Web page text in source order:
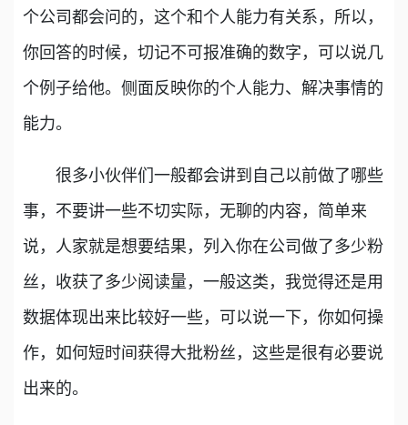
个公司都会问的，这个和个人能力有关系，所以，
你回答的时候，切记不可报准确的数字，可以说几
个例子给他。侧面反映你的个人能力、解决事情的
能力。
很多小伙伴们一般都会讲到自己以前做了哪些
事，不要讲一些不切实际，无聊的内容，简单来
说，人家就是想要结果，列入你在公司做了多少粉
丝，收获了多少阅读量，一般这类，我觉得还是用
数据体现出来比较好一些，可以说一下，你如何操
作，如何短时间获得大批粉丝，这些是很有必要说
出来的。